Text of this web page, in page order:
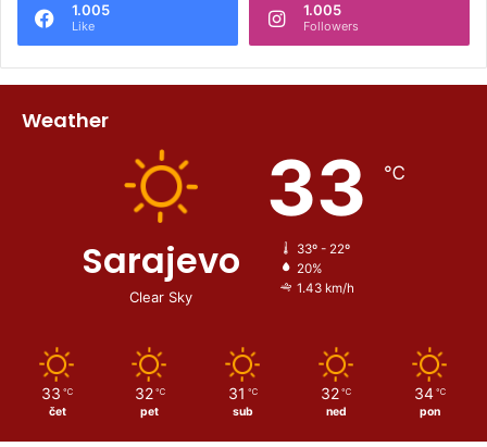
1.005
Like
1.005
Followers
Weather
Sarajevo
Clear Sky
33 ℃
33º - 22º
20%
1.43 km/h
33 ℃
čet
32 ℃
pet
31 ℃
sub
32 ℃
ned
34 ℃
pon